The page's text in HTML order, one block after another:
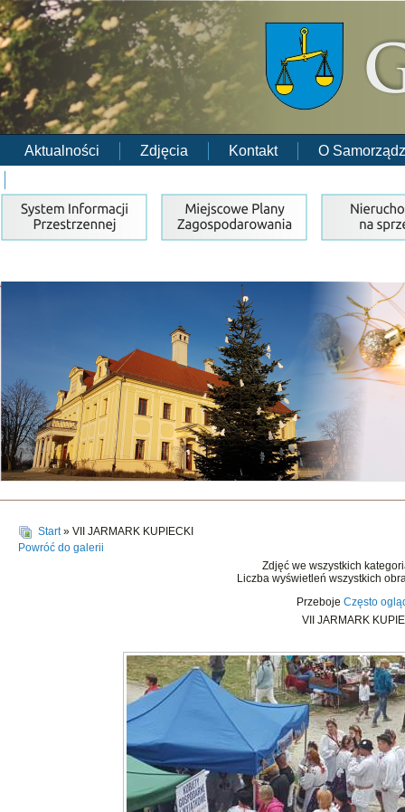
Aktualności Zdjęcia Kontakt
O
Start» VII JARMARK KUPIECKI
Powróć do galerii
Zdjęć we wszystkich
Liczba wyświetleń wszystkich
PrzebojeCzęsto
VII JARMARK